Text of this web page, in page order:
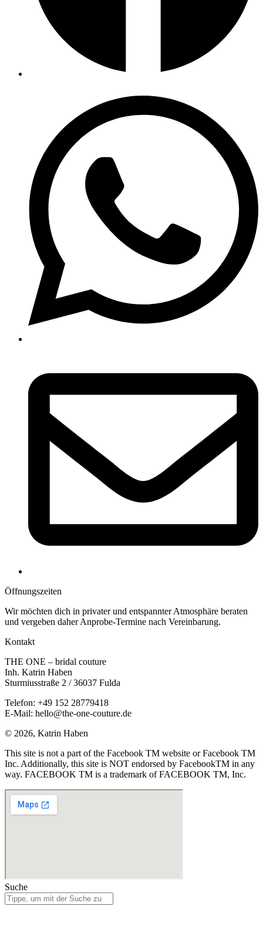
Öffnungs­zeiten
Wir möchten dich in privater und entspannter Atmosphäre beraten
und vergeben daher Anprobe-Termine nach Vereinbarung.
Kontakt
THE ONE – bridal couture
Inh. Katrin Haben
Sturmiusstraße 2 / 36037 Fulda
Telefon: +49 152 28779418
E-Mail: hello@the-one-couture.de
© 2026, Katrin Haben
This site is not a part of the Facebook TM website or Facebook TM
Inc. Additionally, this site is NOT endorsed by FacebookTM in any
way. FACEBOOK TM is a trademark of FACEBOOK TM, Inc.
Suche